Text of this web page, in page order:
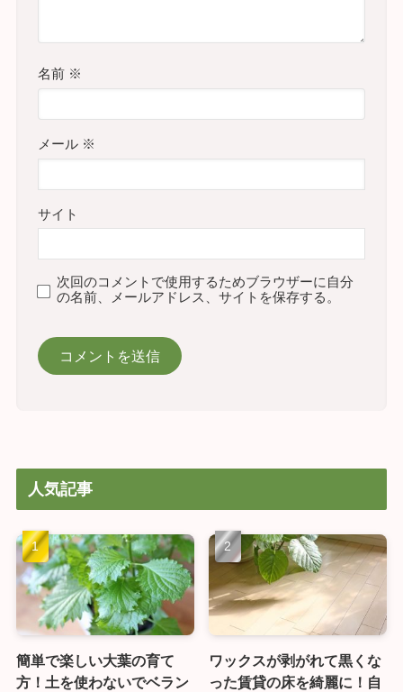
名前 ※
メール ※
サイト
次回のコメントで使用するためブラウザーに自分
の名前、メールアドレス、サイトを保存する。
人気記事
簡単で楽しい大葉の育て
方！土を使わないでベラン
ワックスが剥がれて黒くな
った賃貸の床を綺麗に！自